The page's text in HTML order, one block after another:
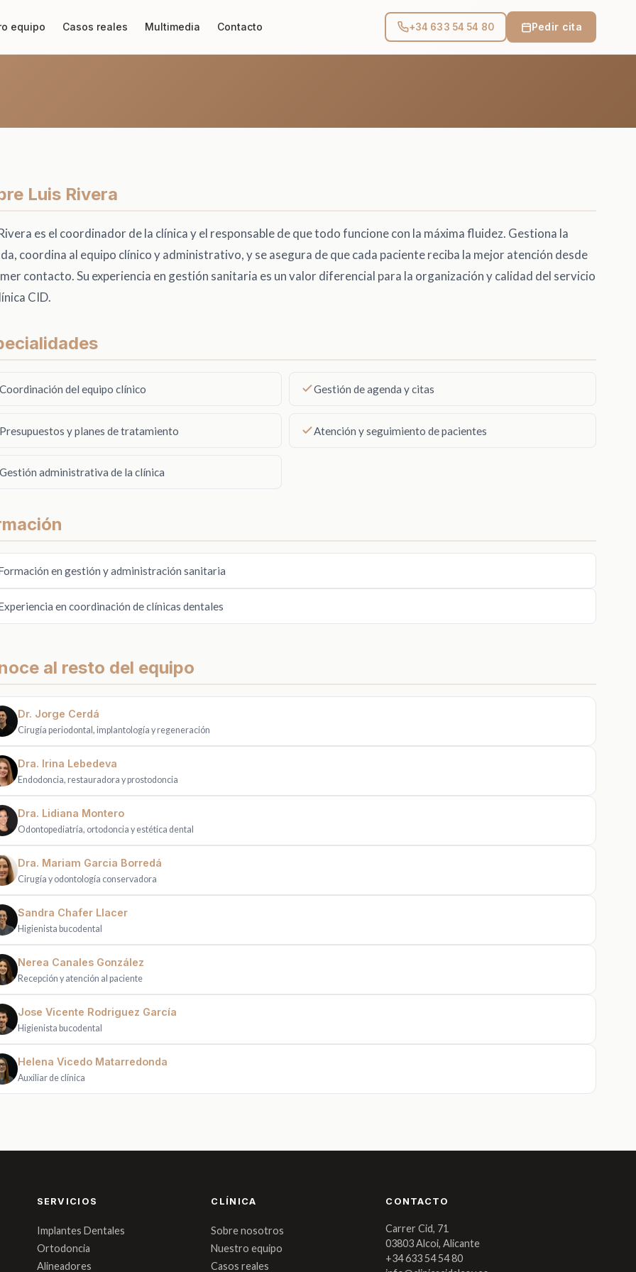
equipo Casos reales Multimedia Contacto +34 633 54 54 80 Pedir cita
Luis Rivera
es el coordinador de la clínica y el responsable de que todo funcione con la máxima fluidez. Gestiona la
coordina al equipo clínico y administrativo, y se asegura de que cada paciente reciba la mejor atención desde
contacto. Su experiencia en gestión sanitaria es un valor diferencial para la organización y calidad del servicio
CID.
Coordinación del equipo clínico Gestión de agenda y citas
Presupuestos y planes de tratamiento Atención y seguimiento de pacientes
Gestión administrativa de la clínica
en gestión y administración sanitaria
en coordinación de clínicas dentales
al resto del equipo
Dr. Jorge Cerdá
Cirugía periodontal, implantología y regeneración
Dra. Irina Lebedeva
Endodoncia, restauradora y prostodoncia
Dra. Lidiana Montero
Odontopediatría, ortodoncia y estética dental
Dra. Mariam Garcia Borredá
Cirugía y odontología conservadora
Sandra Chafer Llacer
Higienista bucodental
Nerea Canales González
Recepción y atención al paciente
Jose Vicente Rodriguez García
Higienista bucodental
Helena Vicedo Matarredonda
Auxiliar de clínica
SERVICIOS
Implantes Dentales
Ortodoncia
Alineadores
CLÍNICA
Sobre nosotros
Nuestro equipo
Casos reales
CONTACTO
Carrer Cid, 71
03803 Alcoi, Alicante
+34 633 54 54 80